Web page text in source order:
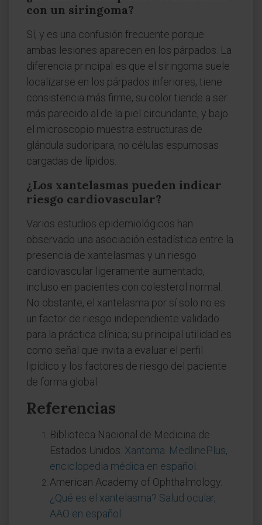
con un siringoma?
Sí, y es una confusión frecuente porque
ambas lesiones aparecen en los párpados. La
diferencia principal es que el siringoma suele
localizarse en los párpados inferiores, tiene
consistencia más firme, su color tiende a ser
más parecido al de la piel circundante, y bajo
el microscopio muestra estructuras de
glándula sudorípara, no células espumosas
cargadas de lípidos.
¿Los xantelasmas pueden indicar
riesgo cardiovascular?
Varios estudios epidemiológicos han
observado una asociación estadística entre la
presencia de xantelasmas y un riesgo
cardiovascular ligeramente aumentado,
incluso en pacientes con colesterol normal.
No obstante, el xantelasma por sí solo no es
un factor de riesgo independiente validado
para la práctica clínica; su principal utilidad es
como señal que invita a evaluar el perfil
lipídico y los factores de riesgo del paciente
de forma global.
Referencias
Biblioteca Nacional de Medicina de
Estados Unidos. Xantoma. MedlinePlus,
enciclopedia médica en español
American Academy of Ophthalmology.
¿Qué es el xantelasma? Salud ocular,
AAO en español